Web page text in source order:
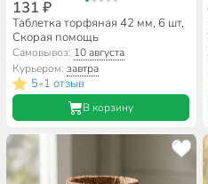
131 ₽
Таблетка торфяная 42 мм, 6 шт,
Скорая помощь
Самовывоз: 10 августа
Курьером:завтра
5•1 отзыв
В корзину